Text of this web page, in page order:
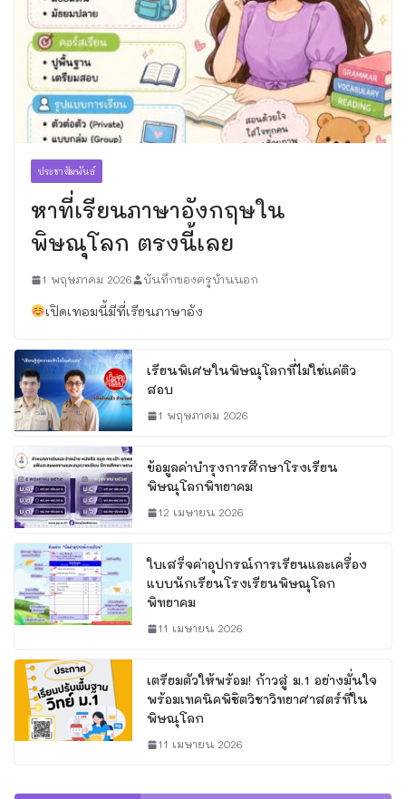
ประชาสัมพันธ์
หาที่เรียนภาษาอังกฤษใน
พิษณุโลก ตรงนี้เลย
1 พฤษภาคม 2026 บันทึกของครูบ้านนอก
เปิดเทอมนี้มีที่เรียนภาษาอัง
เรียนพิเศษในพิษณุโลกที่ไม่ใช่แค่ติว
สอบ
1 พฤษภาคม 2026
ข้อมูลค่าบำรุงการศึกษาโรงเรียน
พิษณุโลกพิทยาคม
12 เมษายน 2026
ใบเสร็จค่าอุปกรณ์การเรียนและเครื่อง
แบบนักเรียนโรงเรียนพิษณุโลก
พิทยาคม
11 เมษายน 2026
เตรียมตัวให้พร้อม! ก้าวสู่ ม.1 อย่างมั่นใจ
พร้อมเทคนิคพิชิตวิชาวิทยาศาสตร์ที่ใน
พิษณุโลก
11 เมษายน 2026